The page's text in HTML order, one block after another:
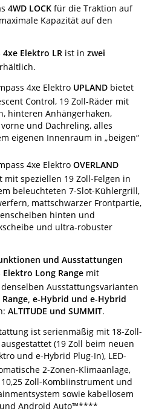
4WD LOCK für die Traktion auf
Kapazität auf den
4xe Elektro LR ist in zwei
4xe Elektro UPLAND bietet
Control, 19 Zoll-Räder mit
hinteren Anhängerhaken,
und Dachreling, alles
eigenen Innenraum in „beigen“
4xe Elektro OVERLAND
mit speziellen 19 Zoll-Felgen in
beleuchteten 7-Slot-Kühlergrill,
mattschwarzer Frontpartie,
hinten und
und ultra-robuster
und Ausstattungen
Elektro Long Range mit
Ausstattungsvarianten
e-Hybrid und e-Hybrid
ALTITUDE und SUMMIT.
ist serienmäßig mit 18-Zoll-
(19 Zoll beim neuen
und e-Hybrid Plug-In), LED-
2-Zonen-Klimaanlage,
Zoll-Kombiinstrument und
sowie kabellosem
Android Auto™****